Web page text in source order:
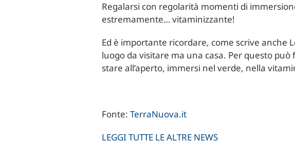
Regalarsi con regolarità momenti di
estremamente… vitaminizzante!
Ed è importante ricordare, come scrive anche
luogo da visitare ma una casa. Per questo
stare all’aperto, immersi nel verde, nella
Fonte:TerraNuova.it
LEGGI TUTTE LE ALTRE NEWS